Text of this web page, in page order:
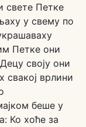
свете Петке
у свему по
Петке они
своју они
свакој врлини
беше у
Ко хоће за